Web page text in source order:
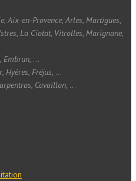
, Aix-en-Provence, Arles, Martigues,
, La Ciotat, Vitrolles, Marignane,
, Embrun, …
, Hyères, Fréjus, …
, Cavaillon, …